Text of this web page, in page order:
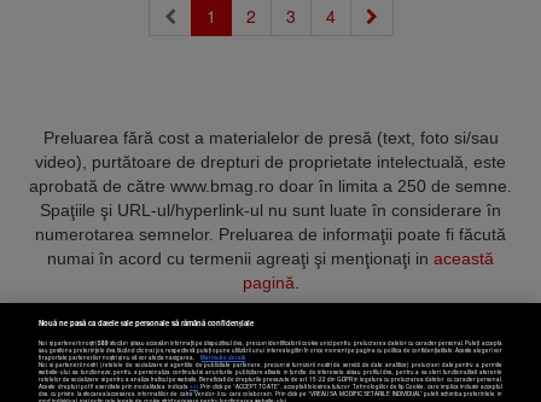
1 (current)
2 3 4
Preluarea fără cost a materialelor de presă (text, foto si/sau
video), purtătoare de drepturi de proprietate intelectuală, este
aprobată de către www.bmag.ro doar în limita a 250 de semne.
Spaţiile şi URL-ul/hyperlink-ul nu sunt luate în considerare în
numerotarea semnelor. Preluarea de informaţii poate fi făcută
numai în acord cu termenii agreaţi şi menţionaţi in această
pagină
Termeni și condiții Confidențialitate Cookies Contact
Nouă ne pasă ca datele tale personale să rămână confidențiale
Noi și partenerii noștri589stocăm și/sau accesăm informații pe dispozitivul dvs., precum identificatorii cookie unici pentru prelucrarea datelor cu caracter personal. Puteți accepta
sau gestiona preferințele dvs. făcând clic mai jos, respectiv vă puteți opune utilizării unui interes legitim în orice moment pe pagina cu politica de confidențialitate. Aceste alegeri vor
fi raportate partenerilor noștri și nu vă vor afecta navigarea.
Mai multe detalii
Noi si partenerii nostri (retelele de socializare si agentiile de publicitate partenere, precum si furnizorii nostri de servicii de date analitice) prelucram date pentru a permite
website-ului sa functioneze, pentru a personaliza continutul si anunturile publicitare afisate in functie de interesele si/sau profilul dvs., pentru a va oferi functionalitati aferente
retelelor de socializare si pentru a analiza traficul pe website. Beneficiati de drepturile prevazute de art. 15-22 din GDPR in legatura cu prelucrarea datelor cu caracter personal.
Aceste drepturi pot fi exercitate prin modalitatea indicataaici. Prin click pe “ACCEPT TOATE”, acceptati folosirea tuturor Tehnologiilor de tip Cookie, care implica inclusiv acceptul
dvs. cu privire la stocarea/accesarea informatiilor de catre Vendor-ii cu care colaboram. Prin click pe “VREAU SA MODIFIC SETARILE INDIVIDUAL” puteti schimba preferintele in
mod individual, mai putin cele legate de cookie strict necesare pentru functionarea website-ului.